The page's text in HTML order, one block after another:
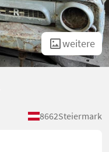
weitere
8662Steiermark